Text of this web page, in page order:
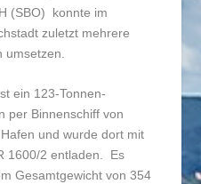
(SBO) konnte im
zuletzt mehrere
ein 123-Tonnen-
per Binnenschiff von
und wurde dort mit
1600/2 entladen. Es
Gesamtgewicht von 354